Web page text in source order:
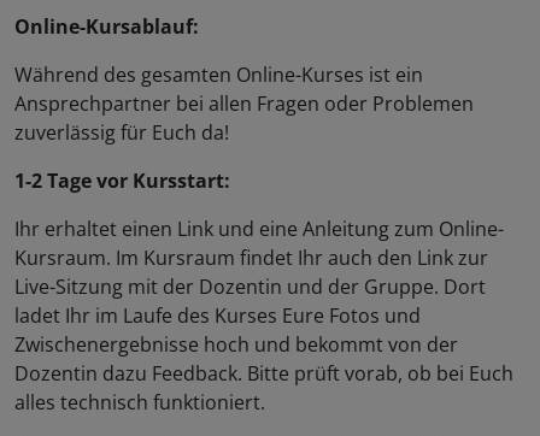
Online-Kursablauf:
Während des gesamten Online-Kurses ist ein
Ansprechpartner bei allen Fragen oder Problemen
zuverlässig für Euch da!
1-2 Tage vor Kursstart:
Ihr erhaltet einen Link und eine Anleitung zum Online-
Kursraum. Im Kursraum findet Ihr auch den Link zur
Live-Sitzung mit der Dozentin und der Gruppe. Dort
ladet Ihr im Laufe des Kurses Eure Fotos und
Zwischenergebnisse hoch und bekommt von der
Dozentin dazu Feedback. Bitte prüft vorab, ob bei Euch
alles technisch funktioniert.